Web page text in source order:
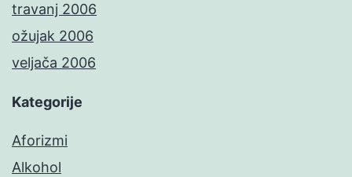
travanj 2006
ožujak 2006
veljača 2006
Kategorije
Aforizmi
Alkohol